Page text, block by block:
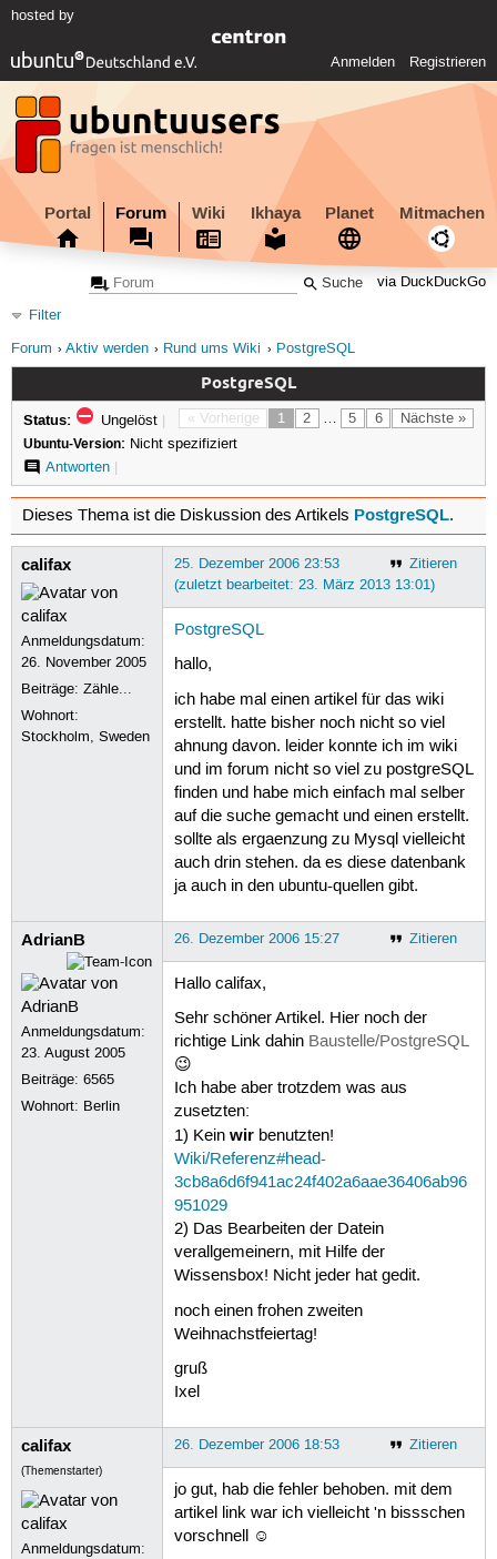
hosted by
Anmelden Registrieren
Portal Forum Wiki Ikhaya Planet Mitmachen
via DuckDuckGo
Filter
Forum
Aktiv werden Rund ums Wiki PostgreSQL
PostgreSQL
« Vorherige 1 2 … 5 6 Nächste »
Status: Ungelöst |
Ubuntu-Version: Nicht spezifiziert
Antworten|
Dieses Thema ist die Diskussion des Artikels PostgreSQL.
califax
Anmeldungsdatum:
26. November 2005
Beiträge:Zähle...
Wohnort:
Stockholm, Sweden
Zitieren
25. Dezember 2006 23:53
(zuletzt bearbeitet: 23. März 2013 13:01)
PostgreSQL
hallo,
ich habe mal einen artikel für das wiki
erstellt. hatte bisher noch nicht so viel
ahnung davon. leider konnte ich im wiki
und im forum nicht so viel zu postgreSQL
finden und habe mich einfach mal selber
auf die suche gemacht und einen erstellt.
sollte als ergaenzung zu Mysql vielleicht
auch drin stehen. da es diese datenbank
ja auch in den ubuntu-quellen gibt.
AdrianB
Anmeldungsdatum:
23. August 2005
Beiträge:6565
Wohnort: Berlin
Zitieren
26. Dezember 2006 15:27
Hallo califax,
Sehr schöner Artikel. Hier noch der
richtige Link dahin Baustelle/PostgreSQL
😉
Ich habe aber trotzdem was aus
zusetzten:
1) Kein wirbenutzten!
Wiki/Referenz#head-
3cb8a6d6f941ac24f402a6aae36406ab96
951029
2) Das Bearbeiten der Datein
verallgemeinern, mit Hilfe der
Wissensbox! Nicht jeder hat gedit.
noch einen frohen zweiten
Weihnachstfeiertag!
gruß
Ixel
califax
(Themenstarter)
Anmeldungsdatum:
Zitieren
26. Dezember 2006 18:53
jo gut, hab die fehler behoben. mit dem
artikel link war ich vielleicht 'n bissschen
vorschnell ☺